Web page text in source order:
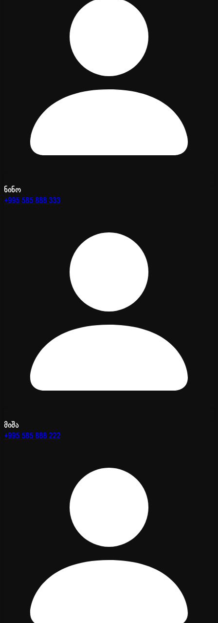
ნინო
+995 585 888 333
მიშა
+995 585 888 222